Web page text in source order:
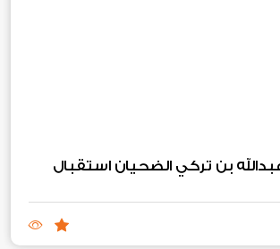
أوقاف الشيخ عبدالله بن تركي الضحيان استقبال